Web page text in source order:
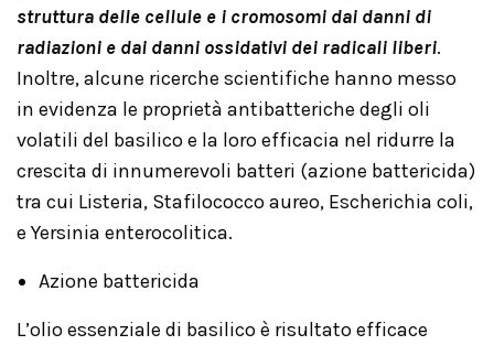
struttura delle cellule e i cromosomi dai danni di
radiazioni e dai danni ossidativi dei radicali liberi.
Inoltre, alcune ricerche scientifiche hanno messo
in evidenza le proprietà antibatteriche degli oli
volatili del basilico e la loro efficacia nel ridurre la
crescita di innumerevoli batteri (azione battericida)
tra cui Listeria, Stafilococco aureo, Escherichia coli,
e Yersinia enterocolitica.
Azione battericida
L’olio essenziale di basilico è risultato efficace